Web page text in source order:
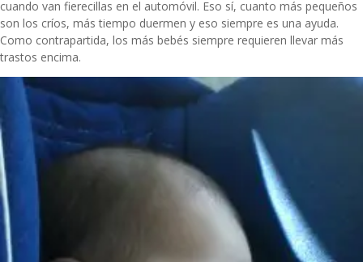
cuando van fierecillas en el automóvil. Eso sí, cuanto más pequeños
son los críos, más tiempo duermen y eso siempre es una ayuda.
Como contrapartida, los más bebés siempre requieren llevar más
trastos encima.